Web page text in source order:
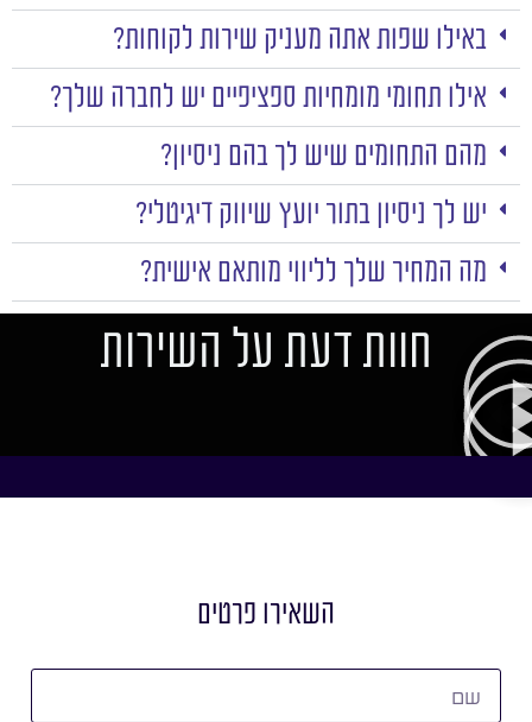
באילו שפות אתה מעניק שירות לקוחות?
אילו תחומי מומחיות ספציפיים יש לחברה שלך?
מהם התחומים שיש לך בהם ניסיון?
יש לך ניסיון בתור יועץ שיווק דיגיטלי?
מה המחיר שלך לליווי מותאם אישית?
חוות דעת על השירות
השאירו פרטים